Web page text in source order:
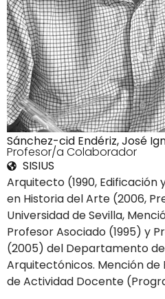
Arquitecto (1990, Edificación
en Historia del Arte (2006,
Universidad de Sevilla,
Profesor Asociado (1995) y
(2005) del Departamento
Arquitectónicos. Mención de
de Actividad Docente
Sánchez-cid Endériz, José
4Profesor/a Colaborador
SISIUS